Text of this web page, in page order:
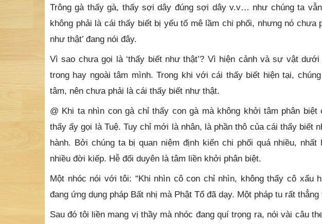
Trông gà thấy gà, thấy sợi dây đúng sợi dây v.v… như chúng ta
không phải là cái thấy biết bị yếu tố mê lầm chi phối, nhưng nó chưa
như thật’ đang nói đây.
Vì sao chưa gọi là ‘thấy biết như thật’? Vì hiện cảnh và sự vật
trong hay ngoài tâm mình. Trong khi với cái thấy biết hiện tại,
tâm, nên chưa phải là cái thấy biết như thật.
@ Khi ta nhìn con gà chỉ thấy con gà mà không khởi tâm phân
thấy ấy gọi là Tuệ. Tuy chỉ mới là nhân, là phần thô của cái thấy biết
hành. Bởi chúng ta bị quan niệm định kiến chi phối quá nhiều,
nhiều đời kiếp. Hễ đối duyên là tâm liền khởi phân biệt.
Một nhóc nói với tôi: “Khi nhìn cô con chỉ nhìn, không thấy cô xấu
đang ứng dụng pháp Bất nhị mà Phật Tổ đã dạy. Một pháp tu rất thẳng
Sau đó tôi liền mang vị thầy mà nhóc đang quí trọng ra, nói vài câu